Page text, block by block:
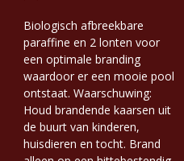
Biologisch afbreekbare
paraffine en 2 lonten voor
een optimale branding
waardoor er een mooie pool
ontstaat. Waarschuwing:
Houd brandende kaarsen uit
de buurt van kinderen,
huisdieren en tocht. Brand